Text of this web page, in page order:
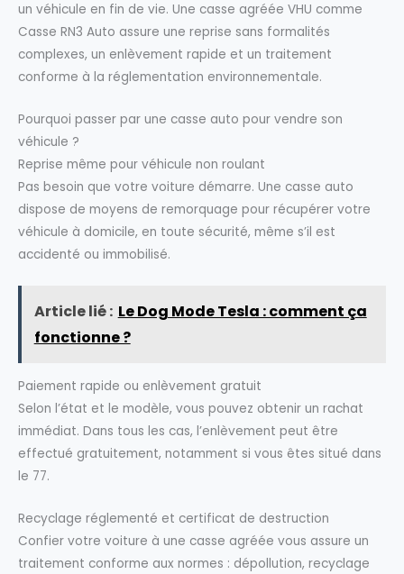
un véhicule en fin de vie. Une casse agréée VHU comme
Casse RN3 Auto assure une reprise sans formalités
complexes, un enlèvement rapide et un traitement
conforme à la réglementation environnementale.
Pourquoi passer par une casse auto pour vendre son
véhicule ?
Reprise même pour véhicule non roulant
Pas besoin que votre voiture démarre. Une casse auto
dispose de moyens de remorquage pour récupérer votre
véhicule à domicile, en toute sécurité, même s’il est
accidenté ou immobilisé.
Article lié : Le Dog Mode Tesla : comment ça
fonctionne ?
Paiement rapide ou enlèvement gratuit
Selon l’état et le modèle, vous pouvez obtenir un rachat
immédiat. Dans tous les cas, l’enlèvement peut être
effectué gratuitement, notamment si vous êtes situé dans
le 77.
Recyclage réglementé et certificat de destruction
Confier votre voiture à une casse agréée vous assure un
traitement conforme aux normes : dépollution, recyclage